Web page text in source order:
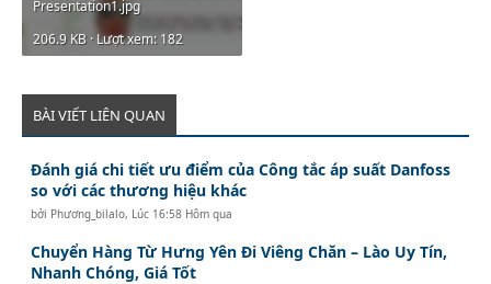
Presentation1.jpg
206.9 KB · Lượt xem: 182
BÀI VIẾT LIÊN QUAN
Đánh giá chi tiết ưu điểm của Công tắc áp suất Danfoss
so với các thương hiệu khác
bởi Phương_bilalo, Lúc 16:58 Hôm qua
Chuyển Hàng Từ Hưng Yên Đi Viêng Chăn – Lào Uy Tín,
Nhanh Chóng, Giá Tốt